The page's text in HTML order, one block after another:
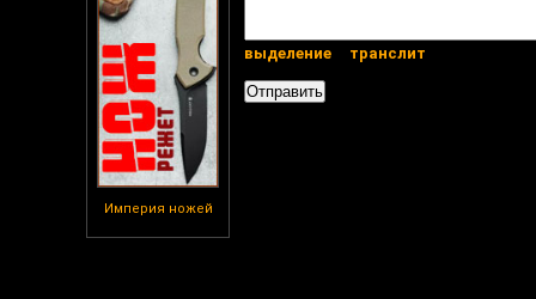
Империя ножей
выделение транслит